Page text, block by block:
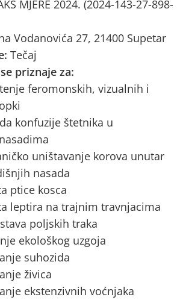
MJERE 2024. (2024-143-27-898-
Vodanovića 27, 21400 Supetar
Tečaj
priznaje za:
feromonskih, vizualnih i
konfuzije štetnika u
uništavanje korova unutar
nasada
ptice kosca
leptira na trajnim travnjacima
poljskih traka
ekološkog uzgoja
suhozida
živica
ekstenzivnih voćnjaka